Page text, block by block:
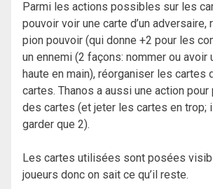
Parmi les actions possibles sur les
pouvoir voir une carte d’un adversaire,
pion pouvoir (qui donne +2 pour les
un ennemi (2 façons: nommer ou avoir
haute en main), réorganiser les cartes
cartes. Thanos a aussi une action
des cartes (et jeter les cartes en trop;
garder que 2).
Les cartes utilisées sont posées
joueurs donc on sait ce qu’il reste.